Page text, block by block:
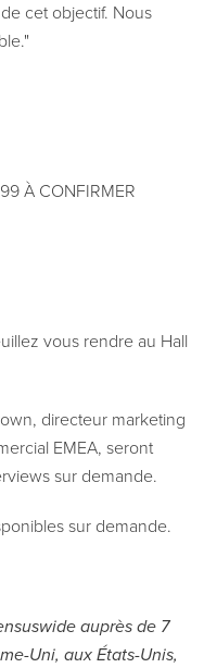
cet objectif. Nous
À CONFIRMER
vous rendre au Hall
directeur marketing
EMEA, seront
sur demande.
sur demande.
auprès de 7
Uni, aux États-Unis,